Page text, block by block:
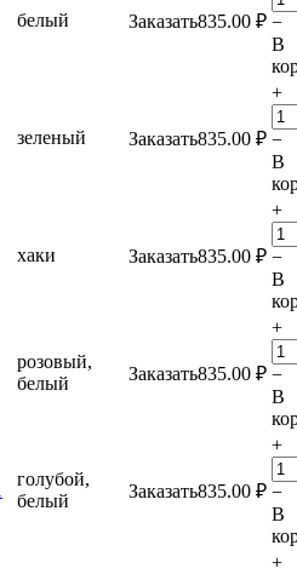
белый Заказать835.00 ₽ −
В
зеленый Заказать835.00 ₽
+
−
В
хаки Заказать835.00 ₽
+
−
В
розовый,
белый
Заказать835.00 ₽
+
−
В
голубой,
белый
Заказать835.00 ₽
+
−
В
+